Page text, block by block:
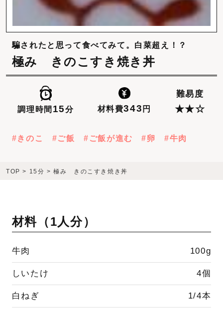
騙されたと思って食べてみて。白菜超え！？
極み きのこすき焼き丼
調理時間 15分 材料費343 円
難易度
★★☆
きのこ ご飯 ご飯が進む 卵 牛肉
TOP > 15分 >極み きのこすき焼き丼
材料（1人分）
牛肉 100g
しいたけ 4個
白ねぎ 1/4本